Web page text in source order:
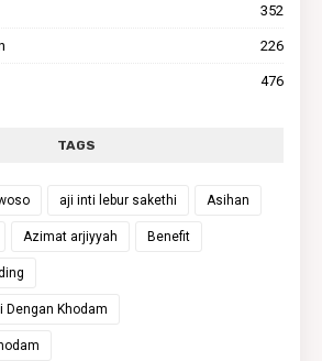
352
226
476
TAGS
aji inti lebur sakethi Asihan
Azimat arjiyyah Benefit
Dengan Khodam